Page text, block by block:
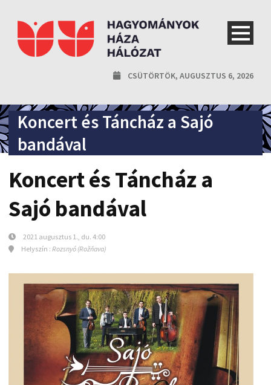
CSÜTÖRTÖK, AUGUSZTUS 6, 2026
Koncert és Táncház a Sajó
bandával
Koncert és Táncház a
Sajó bandával
2021 augusztus 1., du. 4:00
Helyszín : Rozsnyó (Rožňava)